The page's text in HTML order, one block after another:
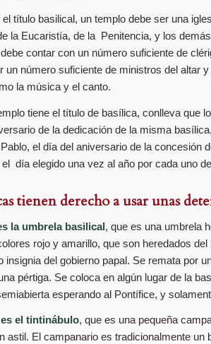
el título basilical, un templo debe ser una
la Eucaristía, de la Penitencia, y los
contar con un número suficiente de
un número suficiente de ministros del altar
la música y el canto.
tiene el título de basílica, conlleva que
de la dedicación de la misma
el día del aniversario de la concesión
día elegido una vez al año por cada uno
tienen derecho a usar unas
la umbrela basilical, que es una umbrela
rojo y amarillo, que son heredados
insignia del gobierno papal. Se remata por
pértiga. Se coloca en algún lugar de la
esperando al Pontífice, y
el tintinábulo, que es una pequeña
astil. El campanario es tradicionalmente